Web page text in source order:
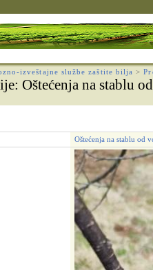
izveštajne službe zaštite bilja >
: Oštećenja na stablu
Oštećenja na stablu od